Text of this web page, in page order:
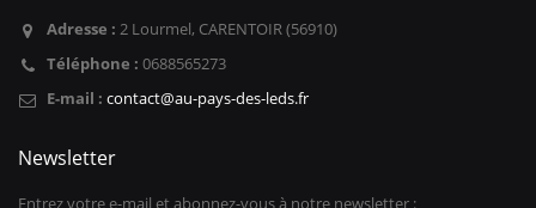
Adresse : 2 Lourmel, CARENTOIR (56910)
Téléphone : 0688565273
E-mail : contact@au-pays-des-leds.fr
Newsletter
Entrez votre e-mail et abonnez-vous à notre newsletter :